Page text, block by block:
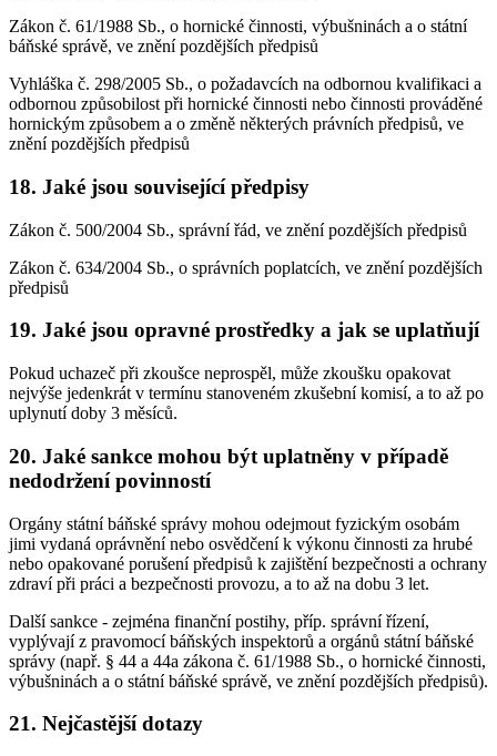
Zákon č. 61/1988 Sb., o hornické činnosti, výbušninách a o státní
báňské správě, ve znění pozdějších předpisů
Vyhláška č. 298/2005 Sb., o požadavcích na odbornou kvalifikaci a
odbornou způsobilost při hornické činnosti nebo činnosti prováděné
hornickým způsobem a o změně některých právních předpisů, ve
znění pozdějších předpisů
18. Jaké jsou související předpisy
Zákon č. 500/2004 Sb., správní řád, ve znění pozdějších předpisů
Zákon č. 634/2004 Sb., o správních poplatcích, ve znění pozdějších
předpisů
19. Jaké jsou opravné prostředky a jak se uplatňují
Pokud uchazeč při zkoušce neprospěl, může zkoušku opakovat
nejvýše jedenkrát v termínu stanoveném zkušební komisí, a to až po
uplynutí doby 3 měsíců.
20. Jaké sankce mohou být uplatněny v případě
nedodržení povinností
Orgány státní báňské správy mohou odejmout fyzickým osobám
jimi vydaná oprávnění nebo osvědčení k výkonu činnosti za hrubé
nebo opakované porušení předpisů k zajištění bezpečnosti a ochrany
zdraví při práci a bezpečnosti provozu, a to až na dobu 3 let.
Další sankce - zejména finanční postihy, příp. správní řízení,
vyplývají z pravomocí báňských inspektorů a orgánů státní báňské
správy (např. § 44 a 44a zákona č. 61/1988 Sb., o hornické činnosti,
výbušninách a o státní báňské správě, ve znění pozdějších předpisů).
21. Nejčastější dotazy